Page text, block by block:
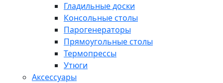
Гладильные доски
Консольные столы
Парогенераторы
Прямоугольные столы
Термопрессы
Утюги
Аксессуары